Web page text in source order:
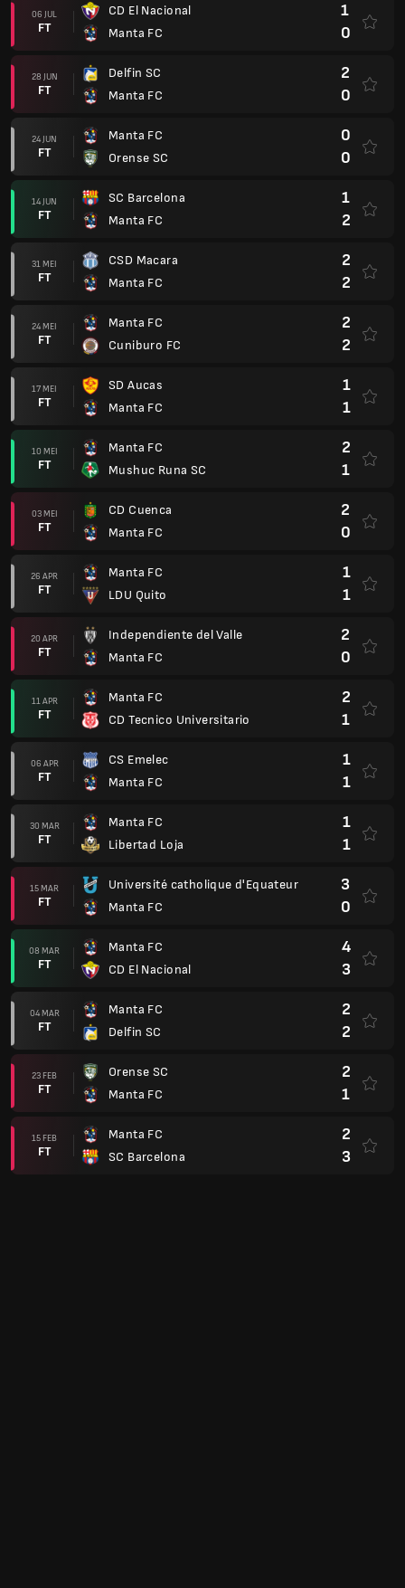
06 JUL
FT
CD El Nacional
Manta FC
1
0
28 JUN
FT
Delfin SC
Manta FC
2
0
24 JUN
FT
Manta FC
Orense SC
0
0
14 JUN
FT
SC Barcelona
Manta FC
1
2
31 MEI
FT
CSD Macara
Manta FC
2
2
24 MEI
FT
Manta FC
Cuniburo FC
2
2
17 MEI
FT
SD Aucas
Manta FC
1
1
10 MEI
FT
Manta FC
Mushuc Runa SC
2
1
03 MEI
FT
CD Cuenca
Manta FC
2
0
26 APR
FT
Manta FC
LDU Quito
1
1
20 APR
FT
Independiente del Valle
Manta FC
2
0
11 APR
FT
Manta FC
CD Tecnico Universitario
2
1
06 APR
FT
CS Emelec
Manta FC
1
1
30 MAR
FT
Manta FC
Libertad Loja
1
1
15 MAR
FT
Université catholique d'Equateur
Manta FC
3
0
08 MAR
FT
Manta FC
CD El Nacional
4
3
04 MAR
FT
Manta FC
Delfin SC
2
2
23 FEB
FT
Orense SC
Manta FC
2
1
15 FEB
FT
Manta FC
SC Barcelona
2
3